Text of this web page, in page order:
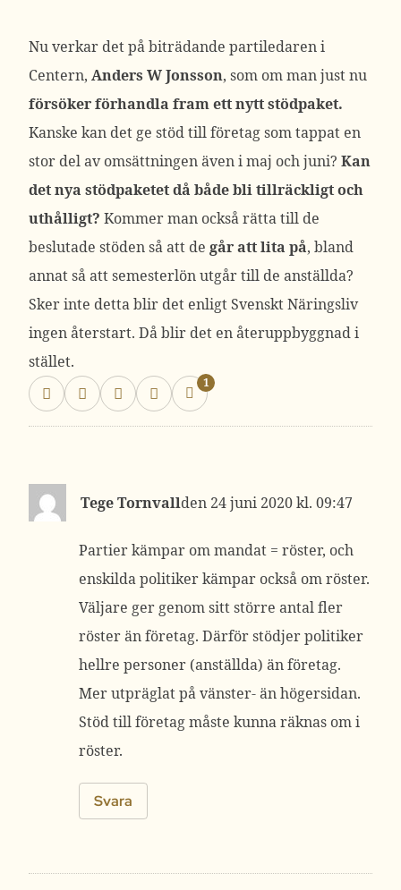
Nu verkar det på biträdande partiledaren i
Centern, Anders W Jonsson, som om man just nu
försöker förhandla fram ett nytt stödpaket.
Kanske kan det ge stöd till företag som tappat en
stor del av omsättningen även i maj och juni? Kan
det nya stödpaketet då både bli tillräckligt och
uthålligt? Kommer man också rätta till de
beslutade stöden så att de går att lita på, bland
annat så att semesterlön utgår till de anställda?
Sker inte detta blir det enligt Svenskt Näringsliv
ingen återstart. Då blir det en återuppbyggnad i
stället.
1
Tege Tornvall 24 juni 2020 kl. 09:47
Partier kämpar om mandat = röster, och
enskilda politiker kämpar också om röster.
Väljare ger genom sitt större antal fler
röster än företag. Därför stödjer politiker
hellre personer (anställda) än företag.
Mer utpräglat på vänster- än högersidan.
Stöd till företag måste kunna räknas om i
röster.
Svara